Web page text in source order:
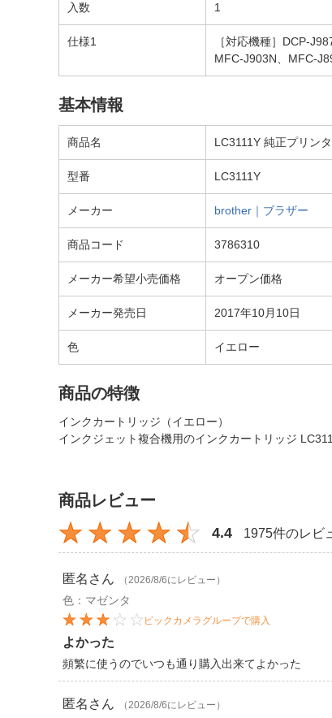
入数 1
仕様1
［対応機種］DCP-
MFC-J903N、MFC-
基本情報
商品名 LC3111Y 純正プリン
型番 LC3111Y
メーカー brother｜ブラザー
商品コード 3786310
メーカー希望小売価格 オープン価格
メーカー発売日 2017年10月10日
色 イエロー
商品の特徴
インクカートリッジ（イエロー）
インクジェット複合機用のインクカートリッジ
商品レビュー
4.4 1975件のレビ
匿名 さん （2026/8/6にレビュー）
色：マゼンタ
ビックカメラグループで購入
よかった
頻繁に使うのでいつも通り購入出来てよかった
匿名 さん （2026/8/6にレビュー）